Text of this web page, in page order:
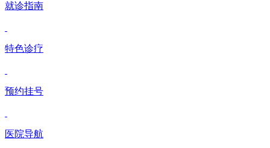
就诊指南
特色诊疗
预约挂号
医院导航